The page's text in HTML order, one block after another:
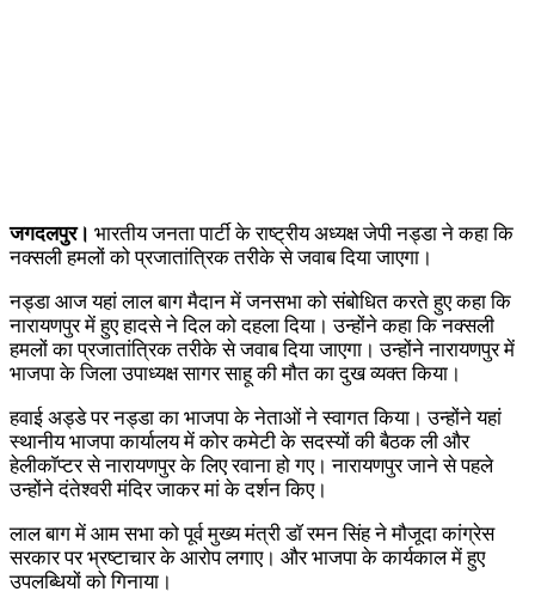
जगदलपुर। भारतीय जनता पार्टी के राष्ट्रीय अध्यक्ष जेपी नड्डा ने कहा कि
नक्सली हमलों को प्रजातांत्रिक तरीके से जवाब दिया जाएगा।
नड्डा आज यहां लाल बाग मैदान में जनसभा को संबोधित करते हुए कहा कि
नारायणपुर में हुए हादसे ने दिल को दहला दिया। उन्होंने कहा कि नक्सली
हमलों का प्रजातांत्रिक तरीके से जवाब दिया जाएगा। उन्होंने नारायणपुर में
भाजपा के जिला उपाध्यक्ष सागर साहू की मौत का दुख व्यक्त किया।
हवाई अड्डे पर नड्डा का भाजपा के नेताओं ने स्वागत किया। उन्होंने यहां
स्थानीय भाजपा कार्यालय में कोर कमेटी के सदस्यों की बैठक ली और
हेलीकाॅप्टर से नारायणपुर के लिए रवाना हो गए। नारायणपुर जाने से पहले
उन्होंने दंतेश्वरी मंदिर जाकर मां के दर्शन किए।
लाल बाग में आम सभा को पूर्व मुख्य मंत्री डाॅ रमन सिंह ने मौजूदा कांग्रेस
सरकार पर भ्रष्टाचार के आरोप लगाए। और भाजपा के कार्यकाल में हुए
उपलब्धियों को गिनाया।